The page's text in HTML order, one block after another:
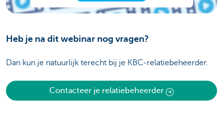
Heb je na dit webinar nog vragen?
Dan kun je natuurlijk terecht bij je KBC-relatiebeheerder.
Contacteer je relatiebeheerder